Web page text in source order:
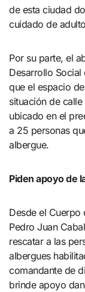
de esta ciudad
cuidado de
Por su parte, el
Desarrollo
que el espacio
situación de calle
ubicado en el
a 25 personas
albergue.
Piden apoyo de
Desde el Cuerpo
Pedro Juan
rescatar a las
albergues
comandante de
brinde apoyo